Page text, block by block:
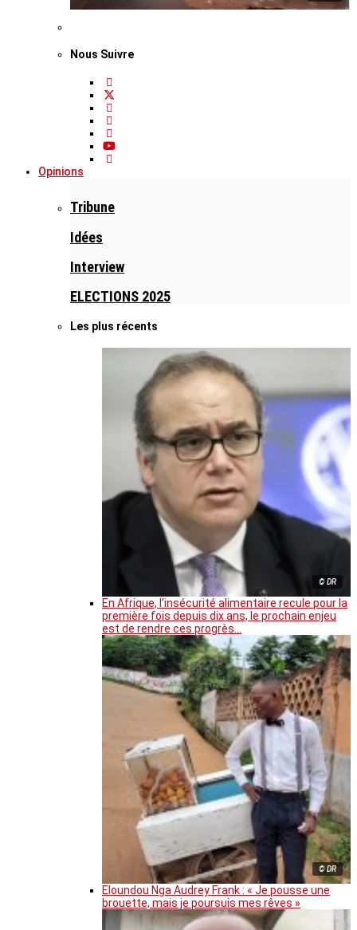
Nous Suivre
Opinions
Tribune
Idées
Interview
ELECTIONS 2025
Les plus récents
© DR
En Afrique, l’insécurité alimentaire recule pour la
première fois depuis dix ans, le prochain enjeu
est de rendre ces progrès…
© DR
Eloundou Nga Audrey Frank : « Je pousse une
brouette, mais je poursuis mes rêves »